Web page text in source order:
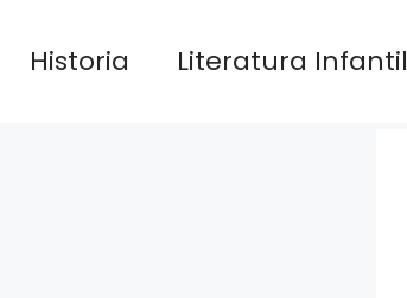
Historia Literatura Infantil